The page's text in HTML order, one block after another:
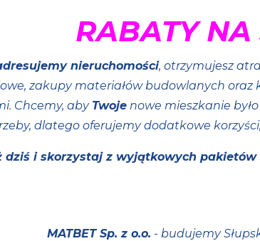
RABATY NA
nieruchomości, otrzymujesz
zakupy materiałów budowlanych
Chcemy, aby Twojenowe mieszkanie
dlatego oferujemy dodatkowe
dziś i skorzystaj z wyjątkowych
MATBET Sp. z o.o. - budujemy